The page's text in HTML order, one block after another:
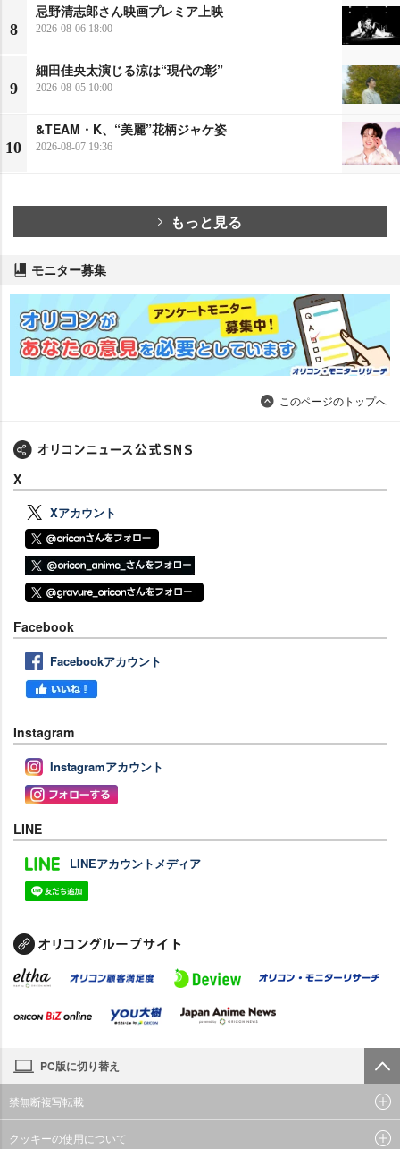
8
忌野清志郎さん映画プレミア上映
2026-08-06 18:00
9
細田佳央太演じる涼は“現代の彰”
2026-08-05 10:00
10
&TEAM・K、“美麗”花柄ジャケ姿
2026-08-07 19:36
もっと見る
モニター募集
このページのトップへ
X
Xアカウント
Facebook
Facebookアカウント
Instagram
Instagramアカウント
LINE
LINEアカウントメディア
PC版に切り替え
禁無断複写転載
クッキーの使用について